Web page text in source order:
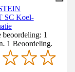
SC Koel-
beoordeling: 1
1 Beoordeling.